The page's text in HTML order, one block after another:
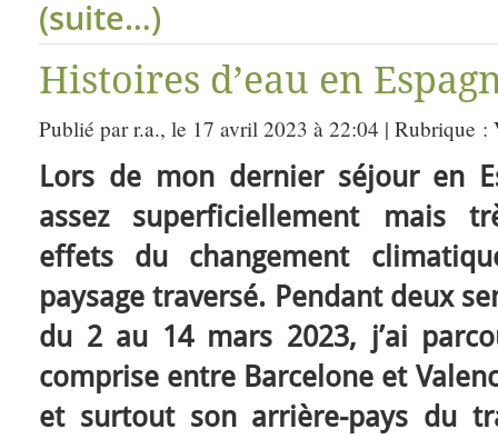
(suite…)
Histoires d’eau en
Publié par r.a., le 17 avril 2023 à 22:04 | Rubrique :
Lors de mon dernier séjour en
assez superficiellement mais
effets du changement
paysage traversé. Pendant deux
du 2 au 14 mars 2023, j’ai
comprise entre Barcelone et
et surtout son arrière-pays du